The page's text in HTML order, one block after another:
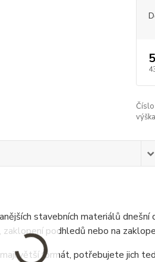
stavebních materiálů
podhledů nebo na
větší formát, potřebujete jich